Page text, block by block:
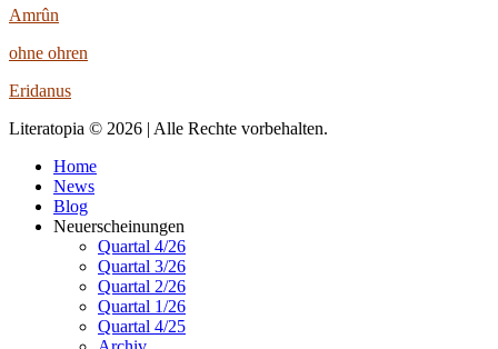
Amrûn
ohne ohren
Eridanus
Literatopia © 2026 | Alle Rechte vorbehalten.
Home
News
Blog
Neuerscheinungen
Quartal 4/26
Quartal 3/26
Quartal 2/26
Quartal 1/26
Quartal 4/25